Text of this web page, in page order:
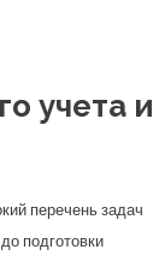
учета и
перечень задач
подготовки